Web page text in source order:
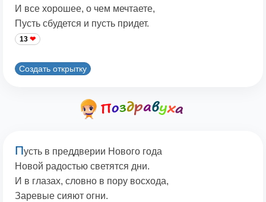
И все хорошее, о чем мечтаете,
Пусть сбудется и пусть придет.
13
Создать открытку
Пусть в преддверии Нового года
Новой радостью светятся дни.
И в глазах, словно в пору восхода,
Заревые сияют огни.